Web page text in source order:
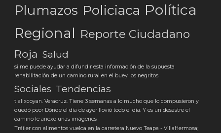
Plumazos Policiaca Política
Regional Reporte Ciudadano
Roja Salud
si me puede ayudar a difundir esta información de la supuesta
rehabilitación de un camino rural en el buey los negritos
Sociales Tendencias
tlalixcoyan. Veracruz. Tiene 3 semanas a lo mucho que lo compusieron y
quedó peor Dónde el día de ayer llovió todo el día. Y es un desastre el
camino le anexo unas imágenes
Tráiler con alimentos vuelca en la carretera Nuevo Teapa - VillaHermosa;